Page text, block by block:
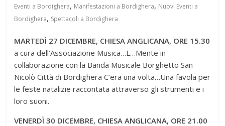
Eventi a Bordighera, Manifestazioni a Bordighera, Nuovi Eventi a
Bordighera, Spettacoli a Bordighera
MARTEDÌ 27 DICEMBRE, CHIESA ANGLICANA, ORE 15.30
a cura dell’Associazione Musica…L…Mente in
collaborazione con la Banda Musicale Borghetto San
Nicolò Città di Bordighera C’era una volta…Una favola per
le feste natalizie raccontata attraverso gli strumenti e i
loro suoni.
VENERDÌ 30 DICEMBRE, CHIESA ANGLICANA, ORE 21.00